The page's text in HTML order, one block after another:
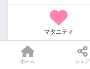
マタニティ
ホーム シェア